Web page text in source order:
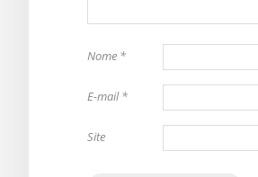
Nome *
E-mail*
Site